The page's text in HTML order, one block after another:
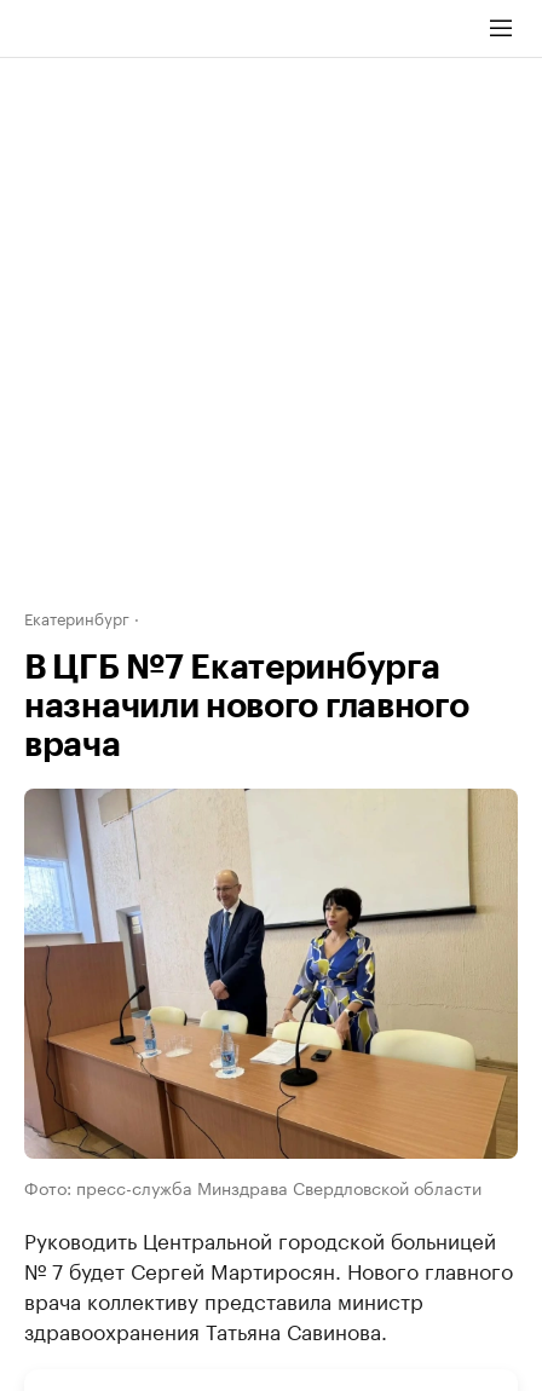
Екатеринбург
В ЦГБ №7 Екатеринбурга
назначили нового главного
врача
Фото: пресс-служба Минздрава Свердловской области
Руководить Центральной городской больницей
№ 7 будет Сергей Мартиросян. Нового главного
врача коллективу представила министр
здравоохранения Татьяна Савинова.